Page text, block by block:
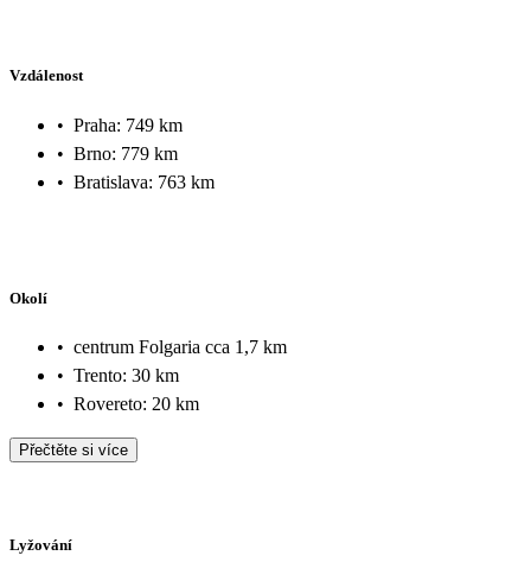
Vzdálenost
• Praha: 749 km
• Brno: 779 km
• Bratislava: 763 km
Okolí
• centrum Folgaria cca 1,7 km
• Trento: 30 km
• Rovereto: 20 km
Přečtěte si více
Lyžování